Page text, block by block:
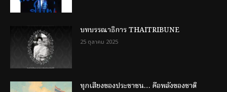
บทบรรณาธิการ THAITRIBUNE
25 ตุลาคม 2025
ทุกเสียงของประชาชน… คือพลังของชาติ